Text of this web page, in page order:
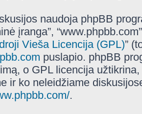
naudoja phpBB
įranga”,
Vieša Licencija (GPL)”
puslapio. phpBB
o GPL licencija
ir ko neleidžiame
.